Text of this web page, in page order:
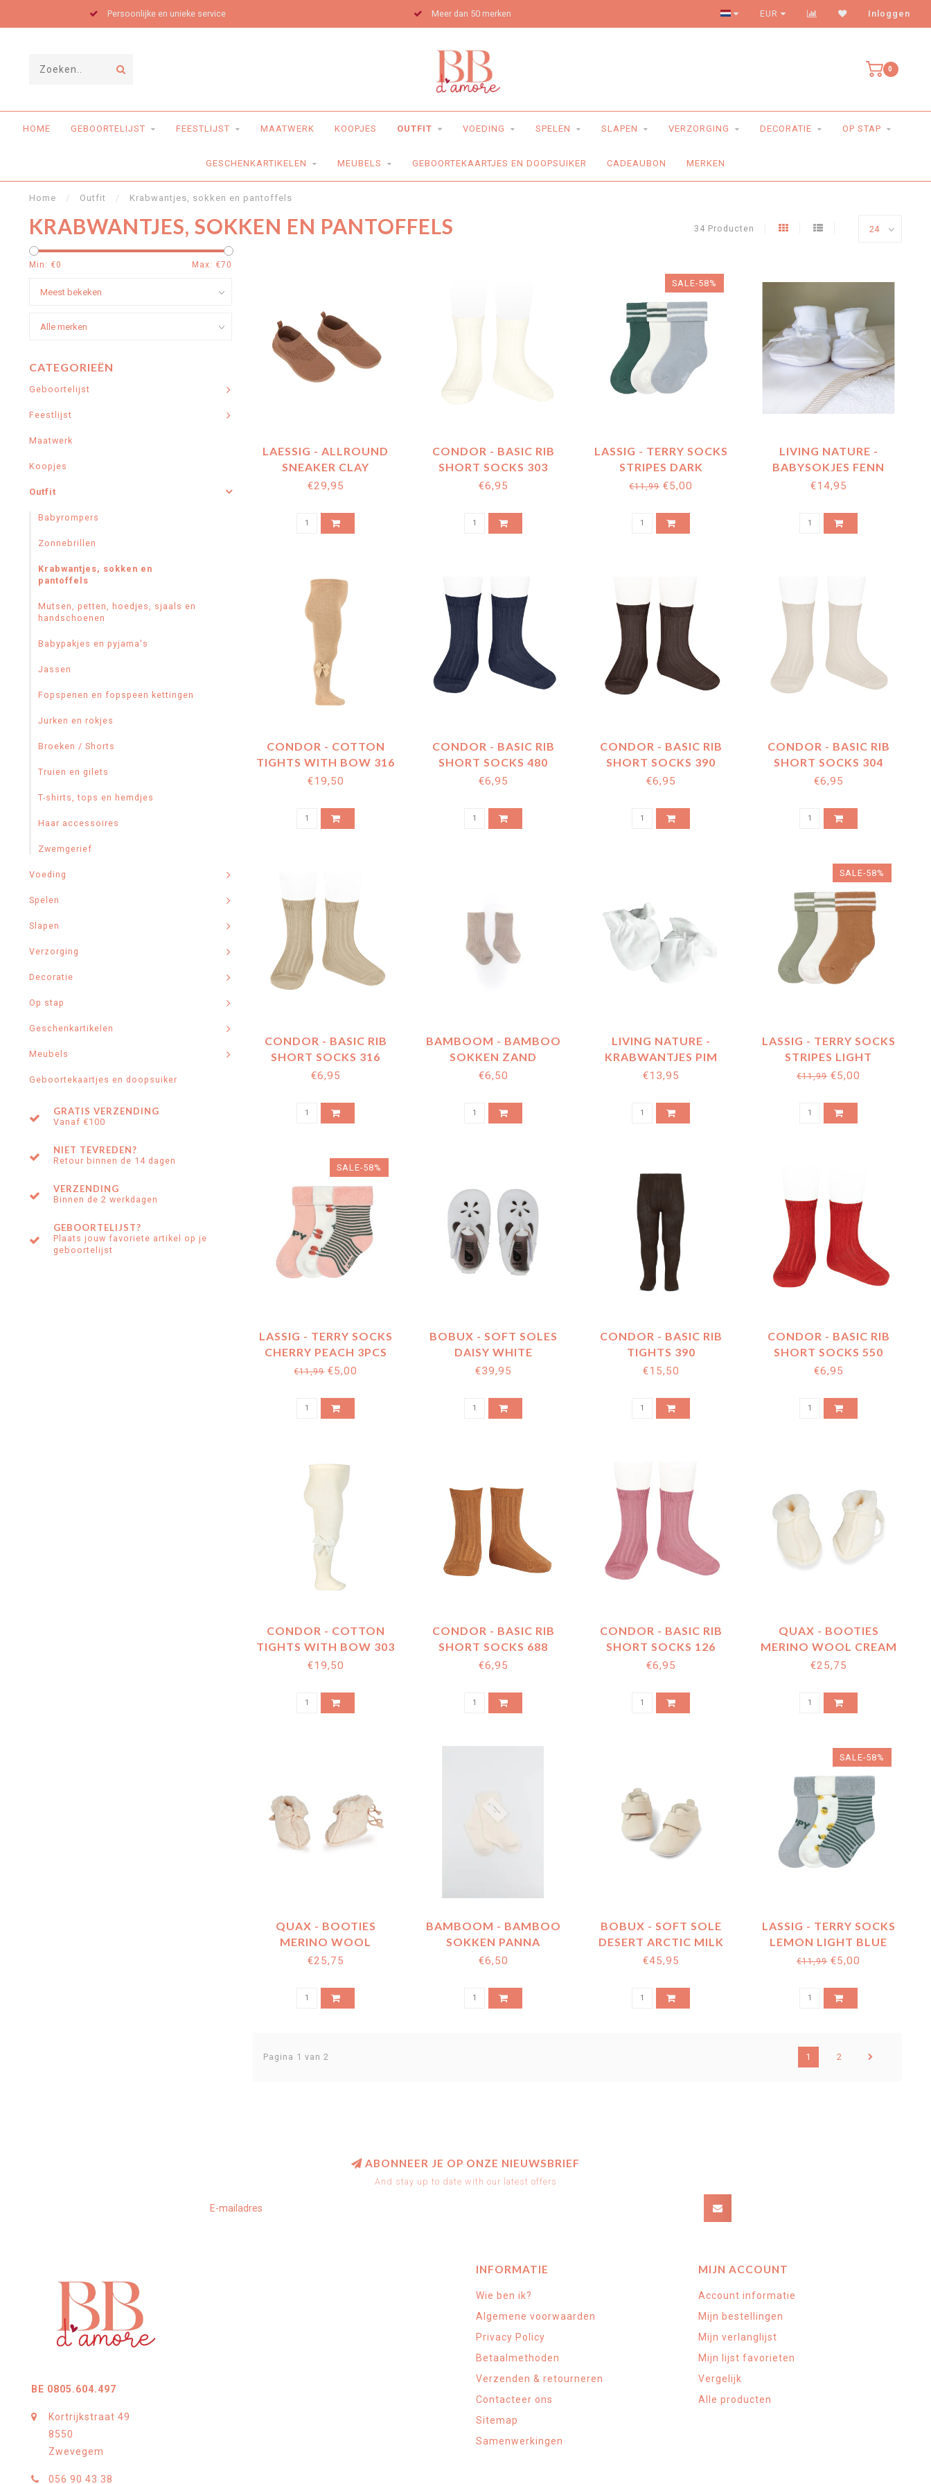
Persoonlijke en unieke service Meer dan 50 merken Levering aan huis
EUR Inloggen
0
HOME GEBOORTELIJST FEESTLIJST MAATWERK KOOPJES OUTFIT VOEDING SPELEN SLAPEN VERZORGING DECORATIE OP STAP
GESCHENKARTIKELEN MEUBELS GEBOORTEKAARTJES EN DOOPSUIKER CADEAUBON MERKEN
Home / Outfit / Krabwantjes, sokken en pantoffels
KRABWANTJES, SOKKEN EN PANTOFFELS 34 Producten
Min: €0 Max: €70
CATEGORIEËN
Geboortelijst
Feestlijst
Maatwerk
Koopjes
Outfit
Babyrompers
Zonnebrillen
Krabwantjes, sokken en
pantoffels
Mutsen, petten, hoedjes, sjaals en
handschoenen
Babypakjes en pyjama's
Jassen
Fopspenen en fopspeen kettingen
Jurken en rokjes
Broeken / Shorts
Truien en gilets
T-shirts, tops en hemdjes
Haar accessoires
Zwemgerief
Voeding
Spelen
Slapen
Verzorging
Decoratie
Op stap
Geschenkartikelen
Meubels
Geboortekaartjes en doopsuiker
GRATIS VERZENDING
Vanaf €100
NIET TEVREDEN?
Retour binnen de 14 dagen
VERZENDING
Binnen de 2 werkdagen
GEBOORTELIJST?
Plaats jouw favoriete artikel op je
geboortelijst
LAESSIG - ALLROUND
SNEAKER CLAY
€29,95
CONDOR - BASIC RIB
SHORT SOCKS 303
€6,95
SALE-58%
LASSIG - TERRY SOCKS
STRIPES DARK
GREEN/LIGHT BLUE
€11,99€5,00
LIVING NATURE -
BABYSOKJES FENN
€14,95
CONDOR - COTTON
TIGHTS WITH BOW 316
€19,50
CONDOR - BASIC RIB
SHORT SOCKS 480
€6,95
CONDOR - BASIC RIB
SHORT SOCKS 390
€6,95
CONDOR - BASIC RIB
SHORT SOCKS 304
€6,95
CONDOR - BASIC RIB
SHORT SOCKS 316
€6,95
BAMBOOM - BAMBOO
SOKKEN ZAND
€6,50
LIVING NATURE -
KRABWANTJES PIM
MEISJE
€13,95
SALE-58%
LASSIG - TERRY SOCKS
STRIPES LIGHT
KAKI/CARAMEL 3PCS
€11,99 €5,00
SALE-58%
LASSIG - TERRY SOCKS
CHERRY PEACH 3PCS
€11,99€5,00
BOBUX - SOFT SOLES
DAISY WHITE
€39,95
CONDOR - BASIC RIB
TIGHTS 390
€15,50
CONDOR - BASIC RIB
SHORT SOCKS 550
€6,95
CONDOR - COTTON
TIGHTS WITH BOW 303
€19,50
CONDOR - BASIC RIB
SHORT SOCKS 688
€6,95
CONDOR - BASIC RIB
SHORT SOCKS 126
€6,95
QUAX - BOOTIES
MERINO WOOL CREAM
€25,75
QUAX - BOOTIES
MERINO WOOL
NUTMEG
€25,75
BAMBOOM - BAMBOO
SOKKEN PANNA
€6,50
BOBUX - SOFT SOLE
DESERT ARCTIC MILK
€45,95
SALE-58%
LASSIG - TERRY SOCKS
LEMON LIGHT BLUE
€11,99 €5,00
Pagina 1 van 2 1 2
ABONNEER JE OP ONZE NIEUWSBRIEF
And stay up to date with our latest offers
BE 0805.604.497
Kortrijkstraat 49
8550
Zwevegem
056 90 43 38
INFORMATIE
Wie ben ik?
Algemene voorwaarden
Privacy Policy
Betaalmethoden
Verzenden & retourneren
Contacteer ons
Sitemap
Samenwerkingen
MIJN ACCOUNT
Account informatie
Mijn bestellingen
Mijn verlanglijst
Mijn lijst favorieten
Vergelijk
Alle producten